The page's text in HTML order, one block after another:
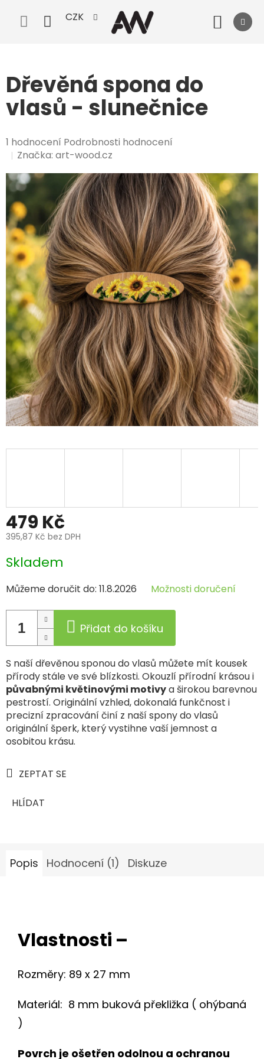
obsah
CZK
Dřevěná spona do
vlasů - slunečnice
Průměrné
hodnocení
je
5,0
z
5
hvězdiček.
1 hodnocení Podrobnosti hodnocení
Značka:art-wood.cz
479 Kč
395,87 Kč bez DPH
Měrná
cena:
Skladem
Můžeme doručit do: 11.8.2026 Možnosti doručení
Přidat do košíku
S naší dřevěnou sponou do vlasů můžete mít kousek
přírody stále ve své blízkosti. Okouzlí přírodní krásou i
půvabnými květinovými motivya širokou barevnou
pestrostí. Originální vzhled, dokonalá funkčnost i
precizní zpracování činí z naší spony do vlasů
originální šperk, který vystihne vaší jemnost a
osobitou krásu.
ZEPTAT SE
HLÍDAT
Popis Hodnocení (1) Diskuze
Vlastnosti –
Rozměry: 89 x 27 mm
Materiál: 8 mm buková překližka ( ohýbaná
)
Povrch je ošetřen odolnou a ochranou